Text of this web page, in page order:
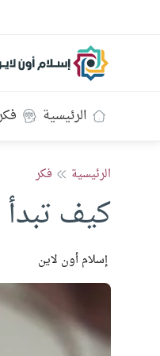
إسلام أون
الرئيسية
الرئيسية فكر
كيف
إسلام أون لاين